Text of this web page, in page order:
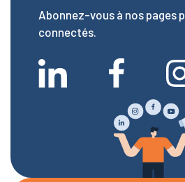
Abonnez-vous à nos pages
connectés.